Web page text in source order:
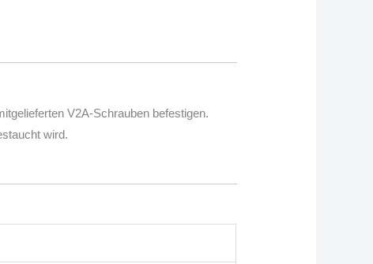
V2A-Schrauben befestigen.
wird.